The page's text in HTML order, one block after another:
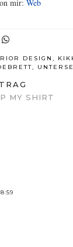
mir: Web
DESIGN ,
,
MY SHIRT